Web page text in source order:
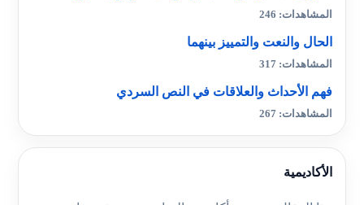
المشاهدات: 246
الحال والنعت والتمييز بينهما
المشاهدات: 317
فهم الأحداث والعلاقات في النص السردي
المشاهدات: 267
الأكاديمية